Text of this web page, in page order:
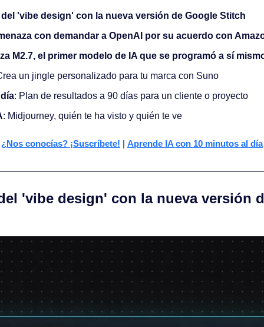
'vibe design' con la nueva versión de Google Stitch
con demandar a OpenAI por su acuerdo con
M2.7, el primer modelo de IA que se programó a sí
un jingle personalizado para tu marca con Suno
: Plan de resultados a 90 días para un cliente o proyecto
: Midjourney, quién te ha visto y quién te ve
¿Nos conocías? ¡Suscríbete! | Aprende IA con 10 minutos al día
'vibe design' con la nueva versión